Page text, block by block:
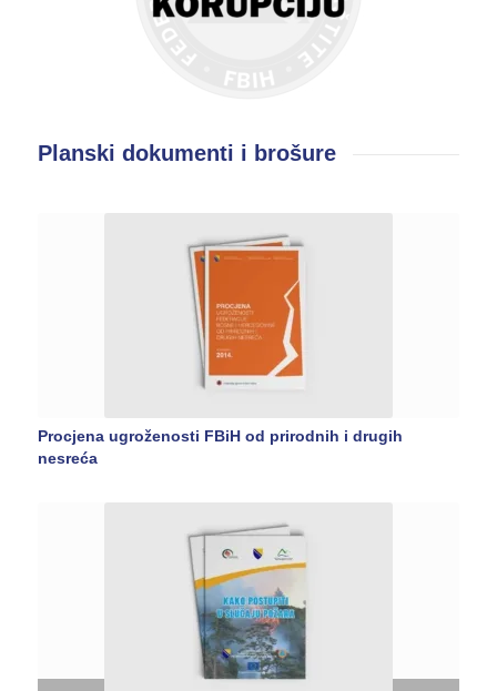
Planski dokumenti i brošure
Procjena ugroženosti FBiH od prirodnih i drugih
nesreća